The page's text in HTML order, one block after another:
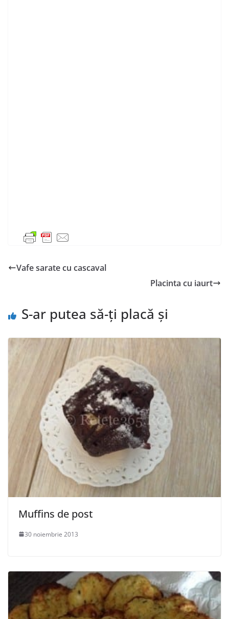
Vafe sarate cu cascaval
Placinta cu iaurt
S-ar putea să-ți placă și
Muffins de post
30 noiembrie 2013